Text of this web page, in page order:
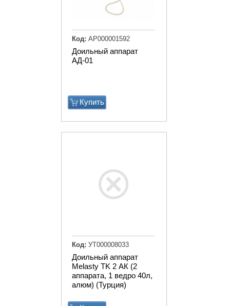
Доильный аппарат
АД-01
Купить
Код: АР000001592
Доильный аппарат
Melasty TK 2 АК (2
аппарата, 1 ведро 40л,
алюм) (Турция)
Код: УТ000008033